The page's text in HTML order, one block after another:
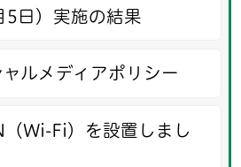
5日）実施の結果
ルメディアポリシー
Wi-Fi）を設置しまし